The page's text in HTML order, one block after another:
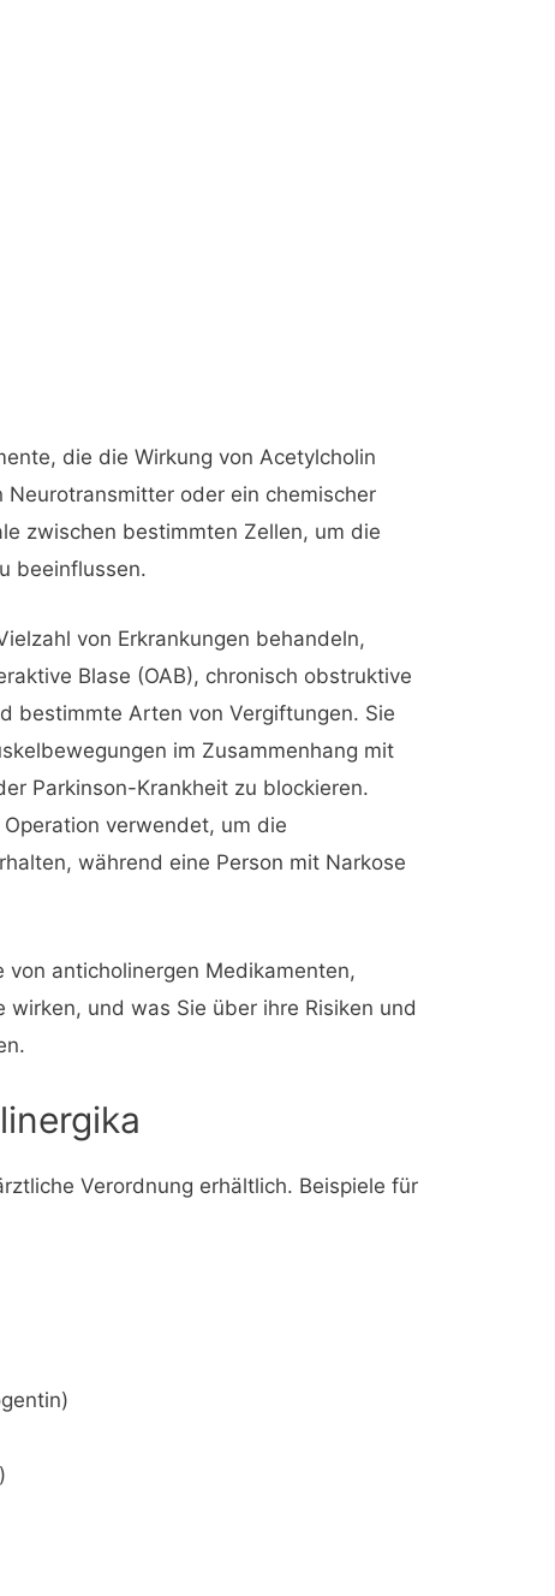
die die Wirkung von Acetylcholin
oder ein chemischer
zwischen bestimmten Zellen, um die
beeinflussen.
von Erkrankungen behandeln,
Blase (OAB), chronisch obstruktive
bestimmte Arten von Vergiftungen. Sie
im Zusammenhang mit
Parkinson-Krankheit zu blockieren.
verwendet, um die
während eine Person mit Narkose
anticholinergen Medikamenten,
und was Sie über ihre Risiken und
Verordnung erhältlich. Beispiele für